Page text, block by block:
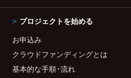
プロジェクトを始める
お申込み
クラウドファンディングとは
基本的な手順・流れ